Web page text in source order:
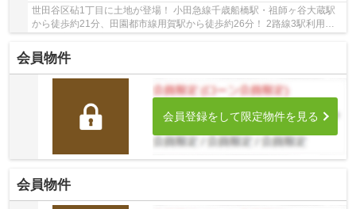
世田谷区砧1丁目に土地が登場！ 小田急線千歳船橋駅・祖師ヶ谷大蔵駅
から徒歩約21分、田園都市線用賀駅から徒歩約26分！ 2路線3駅利用可
会員物件
会員登録をして限定物件を見る
会員物件